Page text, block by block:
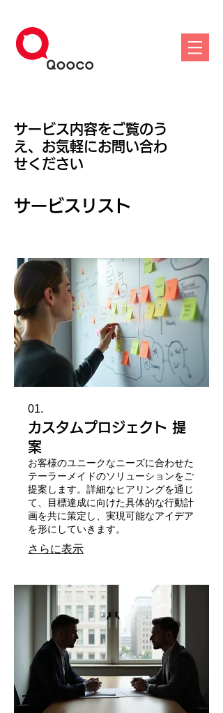
サービス内容をご覧のう
え、お気軽にお問い合わ
せください
サービスリスト
01.
カスタムプロジェクト 提
案
お客様のユニークなニーズに合わせた
テーラーメイドのソリューションをご
提案します。詳細なヒアリングを通じ
て、目標達成に向けた具体的な行動計
画を共に策定し、実現可能なアイデア
を形にしていきます。
さらに表示